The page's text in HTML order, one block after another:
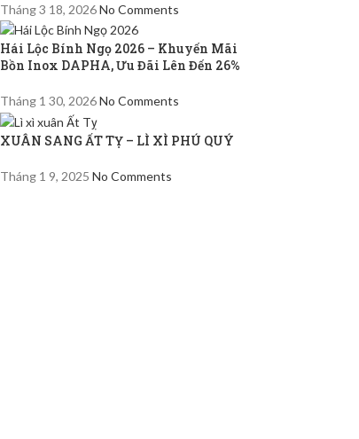
Tháng 3 18, 2026No Comments
Hái Lộc Bính Ngọ 2026 – Khuyến Mãi
Bồn Inox DAPHA, Ưu Đãi Lên Đến 26%
Tháng 1 30, 2026No Comments
XUÂN SANG ẤT TỴ – LÌ XÌ PHÚ QUÝ
Tháng 1 9, 2025 No Comments